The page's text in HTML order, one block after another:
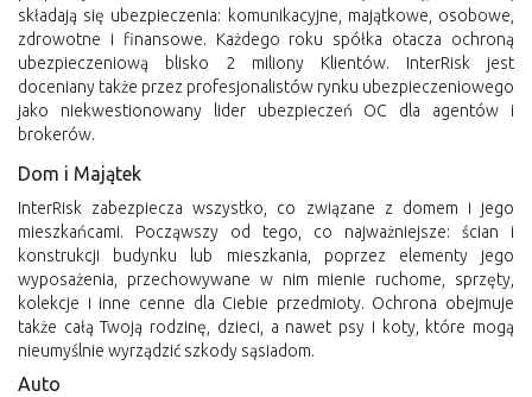
składają się ubezpieczenia: komunikacyjne, majątkowe, osobowe,
zdrowotne i finansowe. Każdego roku spółka otacza ochroną
ubezpieczeniową blisko 2 miliony Klientów. InterRisk jest
doceniany także przez profesjonalistów rynku ubezpieczeniowego
jako niekwestionowany lider ubezpieczeń OC dla agentów i
brokerów.
Dom i Majątek
InterRisk zabezpiecza wszystko, co związane z domem i jego
mieszkańcami. Począwszy od tego, co najważniejsze: ścian i
konstrukcji budynku lub mieszkania, poprzez elementy jego
wyposażenia, przechowywane w nim mienie ruchome, sprzęty,
kolekcje i inne cenne dla Ciebie przedmioty. Ochrona obejmuje
także całą Twoją rodzinę, dzieci, a nawet psy i koty, które mogą
nieumyślnie wyrządzić szkody sąsiadom.
Auto